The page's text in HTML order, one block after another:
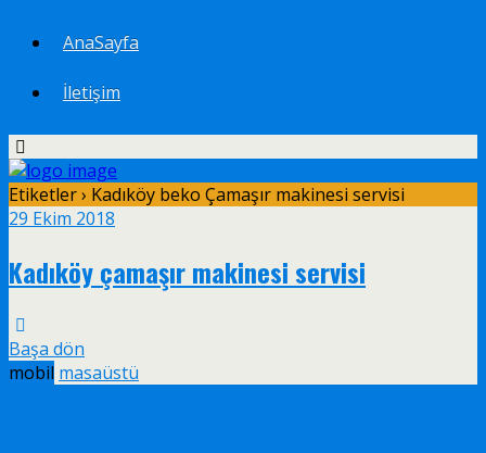
AnaSayfa
İletişim
Etiketler › Kadıköy beko Çamaşır makinesi servisi
29 Ekim 2018
Kadıköy çamaşır makinesi servisi
Başa dön
mobil masaüstü